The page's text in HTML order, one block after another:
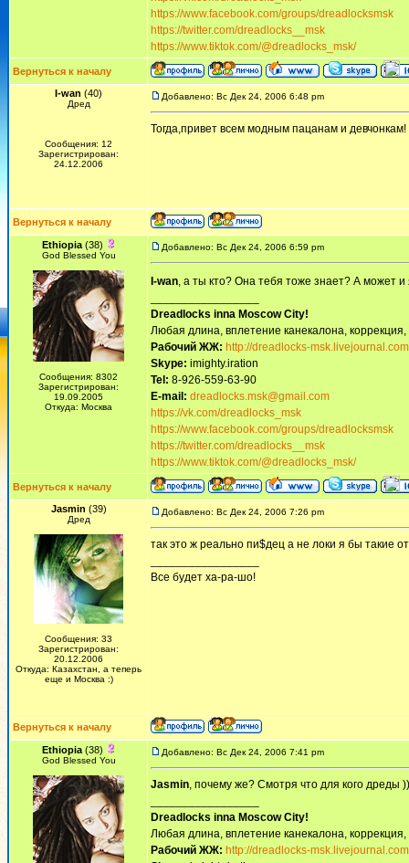
https://www.facebook.com/groups/dreadlocksmsk
https://twitter.com/dreadlocks__msk
https://www.tiktok.com/@dreadlocks_msk/
Вернуться к началу
I-wan (40)
Дред
Сообщения: 12
Зарегистрирован:
24.12.2006
Добавлено: Вс Дек 24, 2006 6:48 pm
Тогда,привет всем модным пацанам и девчонкам!
Вернуться к началу
Ethiopia(38)
God Blessed You
Сообщения: 8302
Зарегистрирован:
19.09.2005
Откуда: Москва
Добавлено: Вс Дек 24, 2006 6:59 pm
I-wan, а ты кто? Она тебя тоже знает? А может
Dreadlocks inna Moscow Сity!
Любая длина, вплетение канекалона,
Рабочий ЖЖ: http://dreadlocks-
Skype: imighty.iration
Tel: 8-926-559-63-90
E-mail: dreadlocks.msk@gmail.com
https://vk.com/dreadlocks_msk
https://www.facebook.com/groups/dreadlocksmsk
https://twitter.com/dreadlocks__msk
https://www.tiktok.com/@dreadlocks_msk/
Вернуться к началу
Jasmin (39)
Дред
Сообщения: 33
Зарегистрирован:
20.12.2006
Откуда: Казахстан, а теперь
еще и Москва :)
Добавлено: Вс Дек 24, 2006 7:26 pm
так это ж реально пи$дец а не локи я бы такие
Все будет ха-ра-шо!
Вернуться к началу
Ethiopia(38)
God Blessed You
Добавлено: Вс Дек 24, 2006 7:41 pm
Jasmin, почему же? Смотря что для кого дреды
Dreadlocks inna Moscow Сity!
Любая длина, вплетение канекалона,
Рабочий ЖЖ: http://dreadlocks-